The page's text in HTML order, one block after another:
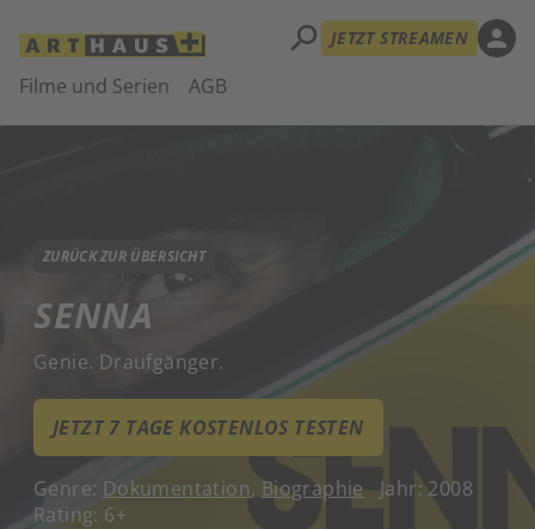
Filme und Serien AGB
search JETZT STREAMEN person
ZURÜCK ZUR ÜBERSICHT
SENNA
Genie. Draufgänger.
JETZT 7 TAGE KOSTENLOS TESTEN
Genre: Dokumentation, Biographie
Jahr: 2008
Rating: 6+